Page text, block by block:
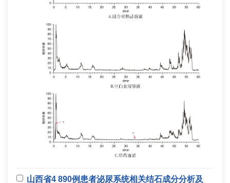
山西省4 890例患者泌尿系统相关结石成分分析及